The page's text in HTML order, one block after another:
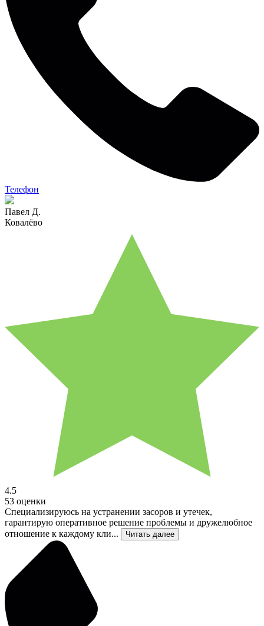
Телефон
Павел Д.
Ковалёво
4.5
53 оценки
Специализируюсь на устранении засоров и утечек,
гарантирую оперативное решение проблемы и дружелюбное
отношение к каждому кли...
Читать далее